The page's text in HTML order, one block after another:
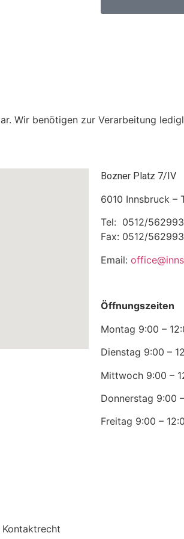
Wir benötigen zur Verarbeitung
Bozner Platz 7/IV
6010 Innsbruck –
Tel: 0512/562993
Fax: 0512/
Email:
Öffnungszeiten
Montag 9:00 –
Dienstag 9:00 –
Mittwoch 9:00 –
Donnerstag 9:00
Freitag 9:00 –
Kontaktrecht